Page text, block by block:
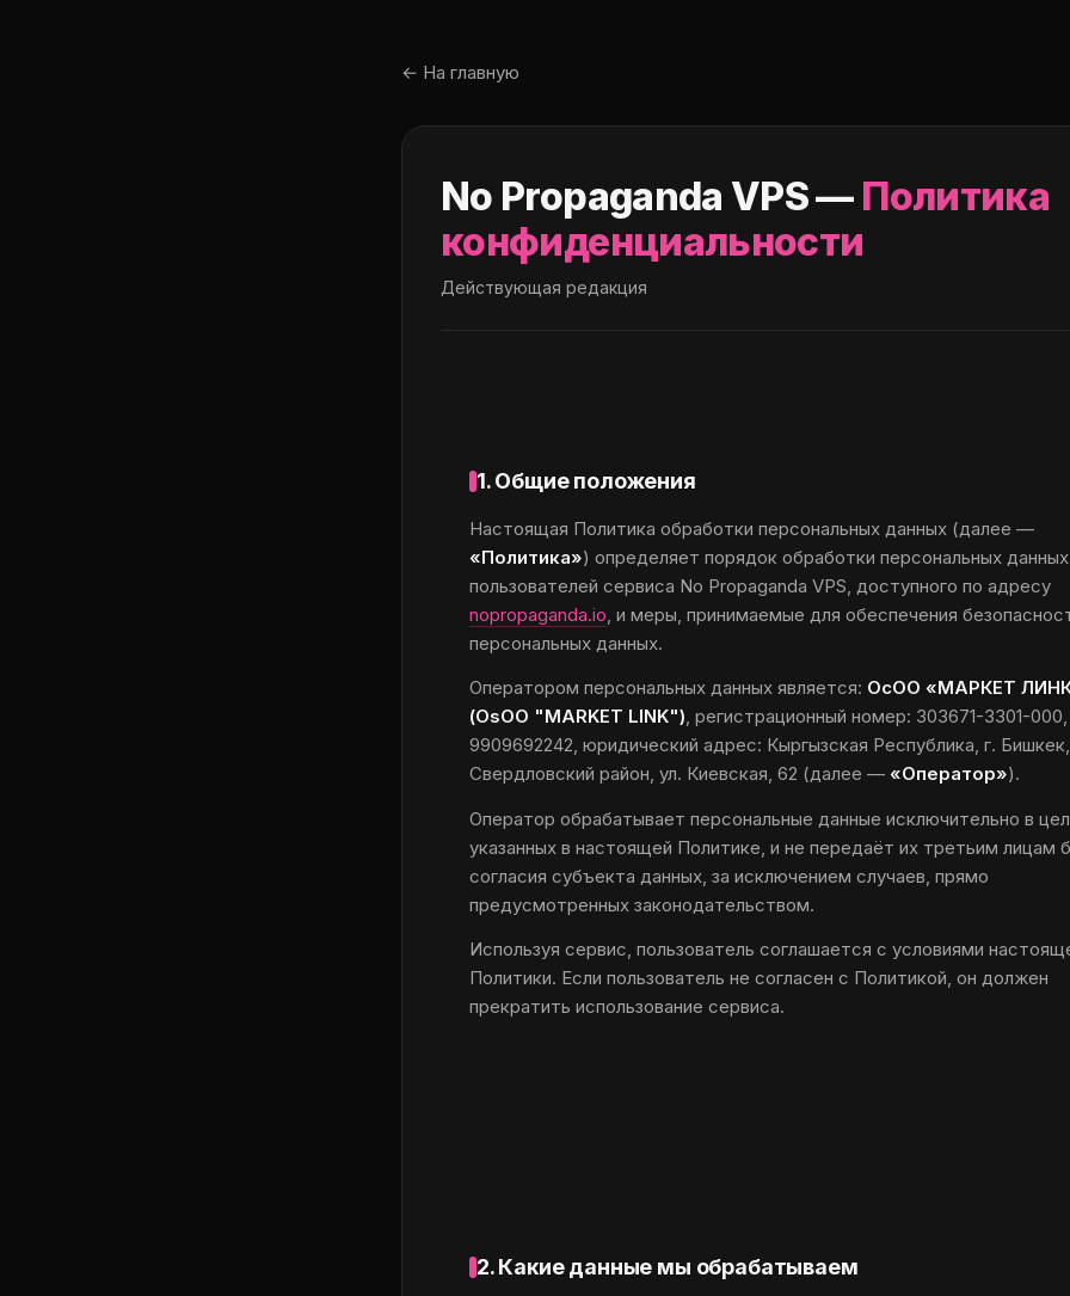
← На главную
No Propaganda VPS — Политика
конфиденциальности
Действующая редакция
1. Общие положения
Настоящая Политика обработки персональных данных (далее —
«Политика») определяет порядок обработки персональных данных
пользователей сервиса No Propaganda VPS, доступного по адресу
nopropaganda.io , и меры, принимаемые для обеспечения
персональных данных.
Оператором персональных данных является: ОсОО «МАРКЕТ
(OsOO "MARKET LINK"), регистрационный номер: 303671-3301-000
9909692242, юридический адрес: Кыргызская Республика, г. Бишкек,
Свердловский район, ул. Киевская, 62 (далее — «Оператор»).
Оператор обрабатывает персональные данные исключительно в
указанных в настоящей Политике, и не передаёт их третьим лицам
согласия субъекта данных, за исключением случаев, прямо
предусмотренных законодательством.
Используя сервис, пользователь соглашается с условиями
Политики. Если пользователь не согласен с Политикой, он должен
прекратить использование сервиса.
2. Какие данные мы обрабатываем